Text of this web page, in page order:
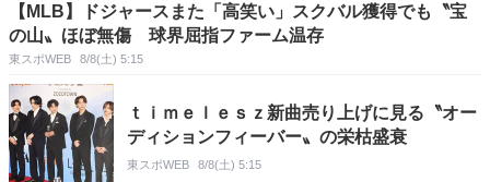
【MLB】ドジャースまた「高笑い」スクバル獲得でも〝宝
の山〟ほぼ無傷 球界屈指ファーム温存
東スポWEB 8/8(土) 5:15
ｔｉｍｅｌｅｓｚ新曲売り上げに見る〝オー
ディションフィーバー〟の栄枯盛衰
東スポWEB 8/8(土) 5:15